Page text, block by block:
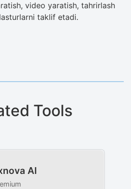
video yaratish, tahrirlash
taklif etadi.
Tools
AI